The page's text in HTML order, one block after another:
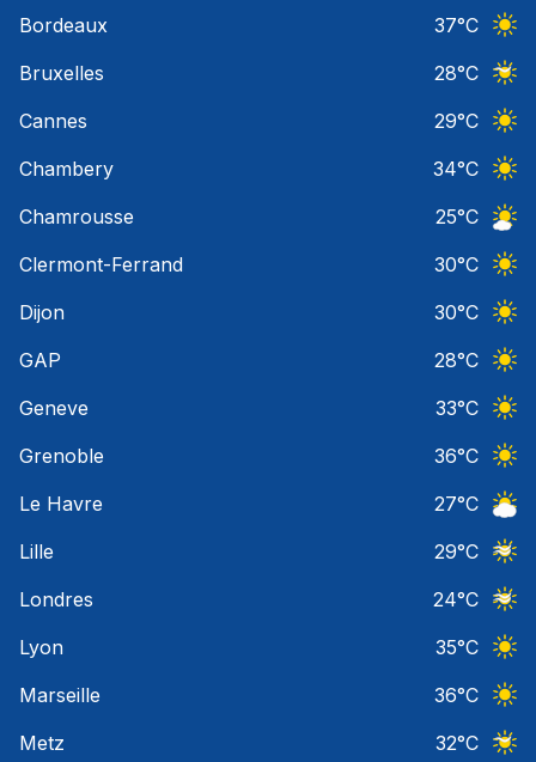
Bordeaux
37°C
Bruxelles
28°C
Cannes
29°C
Chambery
34°C
Chamrousse
25°C
Clermont-Ferrand
30°C
Dijon
30°C
GAP
28°C
Geneve
33°C
Grenoble
36°C
Le Havre
27°C
Lille
29°C
Londres
24°C
Lyon
35°C
Marseille
36°C
Metz
32°C